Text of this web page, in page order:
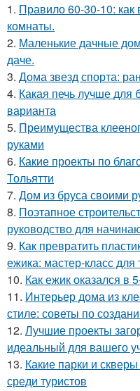
1. Правило 60-30-10: как
комнаты.
2. Маленькие дачные
даче.
3. Дома звезд спорта:
4. Какая печь лучше для
варианта
5. Преимущества
руками
6. Какие проекты по
Тольятти
7. Дом из бруса своими
8. Поэтапное
руководство для
9. Как превратить
ежика: мастер-класс для
10. Как ежик оказался в
11. Интерьер дома из
стиле: советы по
12. Лучшие проекты
идеальный для вашего
13. Какие парки и
среди туристов